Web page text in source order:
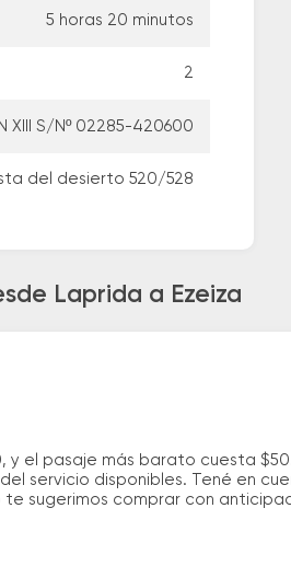
5 horas 20 minutos
2
XIII S/Nº 02285-420600
del desierto 520/528
Laprida a Ezeiza
y el pasaje más barato cuesta
servicio disponibles. Tené en
sugerimos comprar con